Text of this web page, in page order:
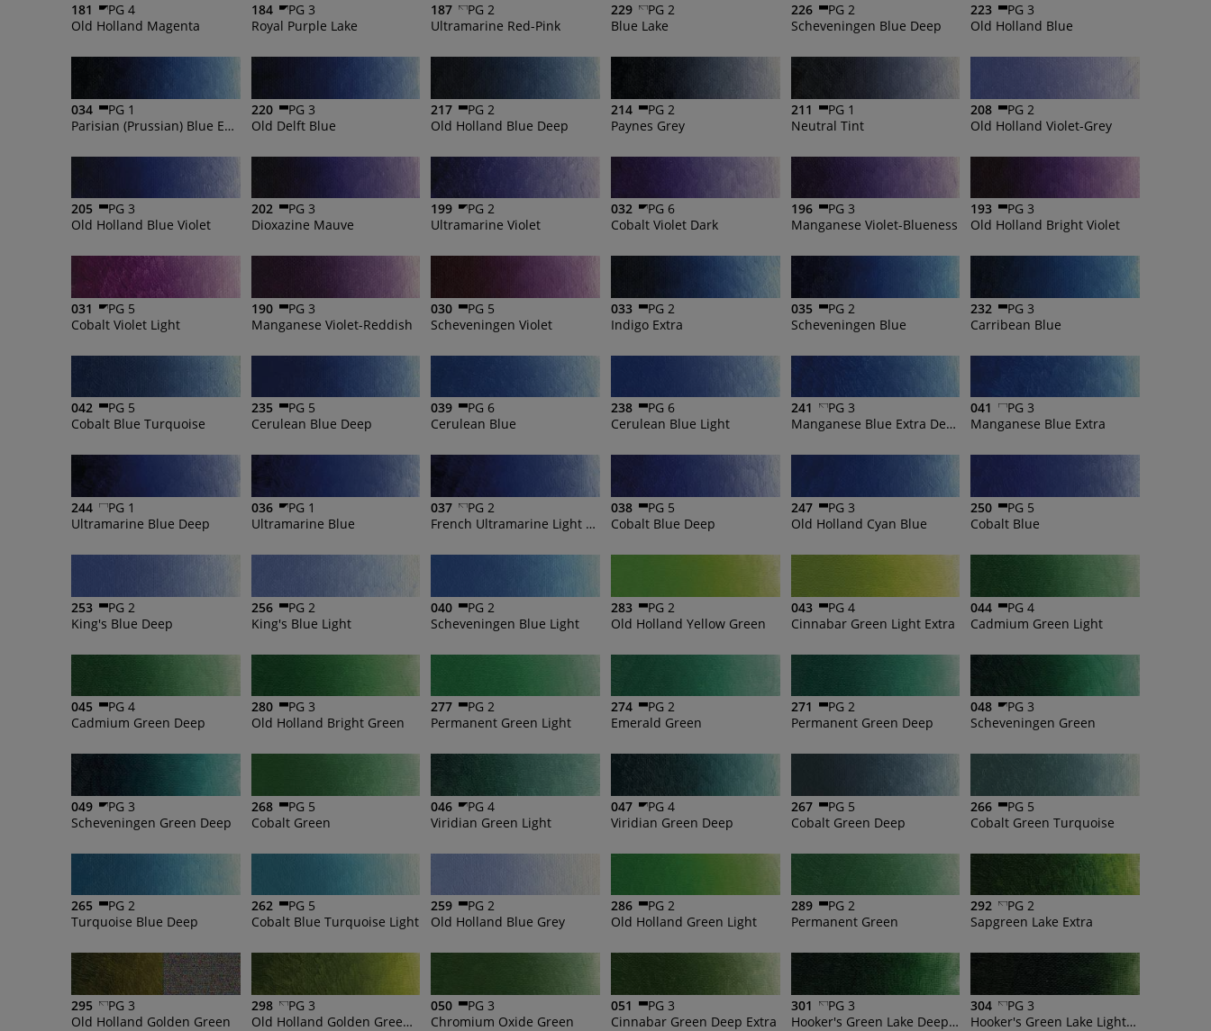
181
PG 4
Old Holland Magenta
184
PG 3
Royal Purple Lake
187
PG 2
Ultramarine Red-Pink
229
PG 2
Blue Lake
226
PG 2
Scheveningen Blue Deep
223
PG 3
Old Holland Blue
034
PG 1
Parisian (Prussian) Blue Extra
220
PG 3
Old Delft Blue
217
PG 2
Old Holland Blue Deep
214
PG 2
Paynes Grey
211
PG 1
Neutral Tint
208
PG 2
Old Holland Violet-Grey
205
PG 3
Old Holland Blue Violet
202
PG 3
Dioxazine Mauve
199
PG 2
Ultramarine Violet
032
PG 6
Cobalt Violet Dark
196
PG 3
Manganese Violet-Blueness
193
PG 3
Old Holland Bright Violet
031
PG 5
Cobalt Violet Light
190
PG 3
Manganese Violet-Reddish
030
PG 5
Scheveningen Violet
033
PG 2
Indigo Extra
035
PG 2
Scheveningen Blue
232
PG 3
Carribean Blue
042
PG 5
Cobalt Blue Turquoise
235
PG 5
Cerulean Blue Deep
039
PG 6
Cerulean Blue
238
PG 6
Cerulean Blue Light
241
PG 3
Manganese Blue Extra Deep
041
PG 3
Manganese Blue Extra
244
PG 1
Ultramarine Blue Deep
036
PG 1
Ultramarine Blue
037
PG 2
French Ultramarine Light Extra
038
PG 5
Cobalt Blue Deep
247
PG 3
Old Holland Cyan Blue
250
PG 5
Cobalt Blue
253
PG 2
King's Blue Deep
256
PG 2
King's Blue Light
040
PG 2
Scheveningen Blue Light
283
PG 2
Old Holland Yellow Green
043
PG 4
Cinnabar Green Light Extra
044
PG 4
Cadmium Green Light
045
PG 4
Cadmium Green Deep
280
PG 3
Old Holland Bright Green
277
PG 2
Permanent Green Light
274
PG 2
Emerald Green
271
PG 2
Permanent Green Deep
048
PG 3
Scheveningen Green
049
PG 3
Scheveningen Green Deep
268
PG 5
Cobalt Green
046
PG 4
Viridian Green Light
047
PG 4
Viridian Green Deep
267
PG 5
Cobalt Green Deep
266
PG 5
Cobalt Green Turquoise
265
PG 2
Turquoise Blue Deep
262
PG 5
Cobalt Blue Turquoise Light
259
PG 2
Old Holland Blue Grey
286
PG 2
Old Holland Green Light
289
PG 2
Permanent Green
292
PG 2
Sapgreen Lake Extra
295
PG 3
Old Holland Golden Green
298
PG 3
Old Holland Golden Green Deep
050
PG 3
Chromium Oxide Green
051
PG 3
Cinnabar Green Deep Extra
301
PG 3
Hooker's Green Lake Deep Extra
304
PG 3
Hooker's Green Lake Light Extra